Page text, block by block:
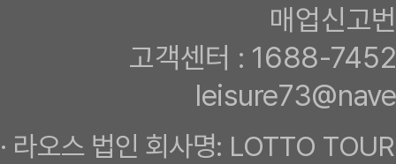
매업신고
고객센터 : 1688-
· 라오스 법인 회사명: LOTTO